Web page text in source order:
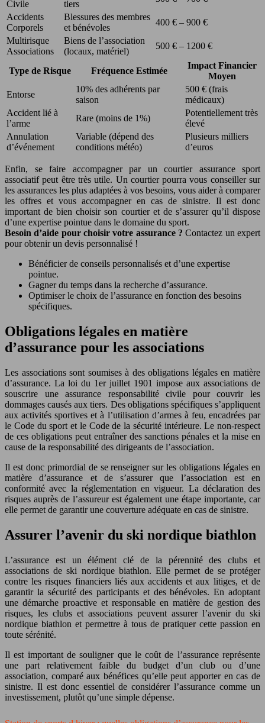
Civile
tiers
Accidents
Corporels
Blessures des membres
et bénévoles
400 € – 900 €
Multirisque
Associations
Biens de l’association
(locaux, matériel)
500 € – 1200 €
Type de Risque Fréquence Estimée
Impact Financier
Moyen
Entorse
10% des adhérents par
saison
500 € (frais
médicaux)
Accident lié à
l’arme
Rare (moins de 1%)
Potentiellement très
élevé
Annulation
d’événement
Variable (dépend des
conditions météo)
Plusieurs milliers
d’euros
Enfin, se faire accompagner par un courtier assurance sport
associatif peut être très utile. Un courtier pourra vous conseiller sur
les assurances les plus adaptées à vos besoins, vous aider à comparer
les offres et vous accompagner en cas de sinistre. Il est donc
important de bien choisir son courtier et de s’assurer qu’il dispose
d’une expertise pointue dans le domaine du sport.
Besoin d’aide pour choisir votre assurance ?Contactez un expert
pour obtenir un devis personnalisé !
Bénéficier de conseils personnalisés et d’une expertise
pointue.
Gagner du temps dans la recherche d’assurance.
Optimiser le choix de l’assurance en fonction des besoins
spécifiques.
Obligations légales en matière
d’assurance pour les associations
Les associations sont soumises à des obligations légales en matière
d’assurance. La loi du 1er juillet 1901 impose aux associations de
souscrire une assurance responsabilité civile pour couvrir les
dommages causés aux tiers. Des obligations spécifiques s’appliquent
aux activités sportives et à l’utilisation d’armes à feu, encadrées par
le Code du sport et le Code de la sécurité intérieure. Le non-respect
de ces obligations peut entraîner des sanctions pénales et la mise en
cause de la responsabilité des dirigeants de l’association.
Il est donc primordial de se renseigner sur les obligations légales en
matière d’assurance et de s’assurer que l’association est en
conformité avec la réglementation en vigueur. La déclaration des
risques auprès de l’assureur est également une étape importante, car
elle permet de garantir une couverture adéquate en cas de sinistre.
Assurer l’avenir du ski nordique biathlon
L’assurance est un élément clé de la pérennité des clubs et
associations de ski nordique biathlon. Elle permet de se protéger
contre les risques financiers liés aux accidents et aux litiges, et de
garantir la sécurité des participants et des bénévoles. En adoptant
une démarche proactive et responsable en matière de gestion des
risques, les clubs et associations peuvent assurer l’avenir du ski
nordique biathlon et permettre à tous de pratiquer cette passion en
toute sérénité.
Il est important de souligner que le coût de l’assurance représente
une part relativement faible du budget d’un club ou d’une
association, comparé aux bénéfices qu’elle peut apporter en cas de
sinistre. Il est donc essentiel de considérer l’assurance comme un
investissement, plutôt qu’une simple dépense.